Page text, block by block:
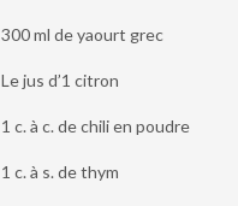
300 ml de yaourt grec
Le jus d’1 citron
1 c. à c. de chili en poudre
1 c. à s. de thym